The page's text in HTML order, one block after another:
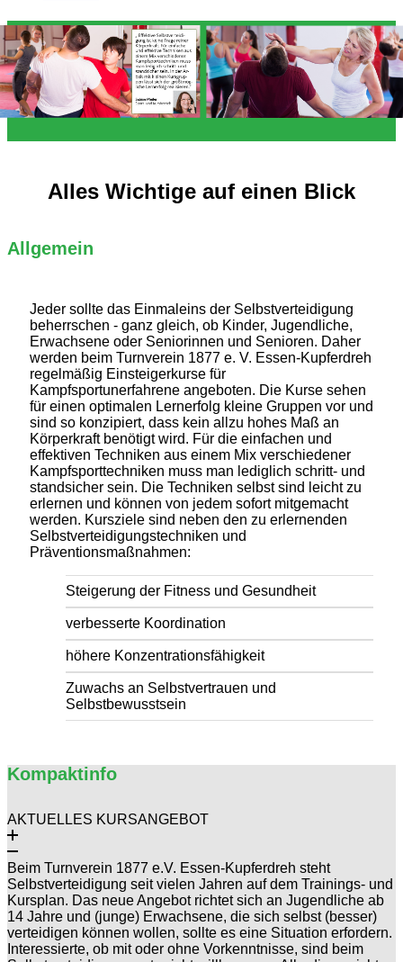
Alles Wichtige auf einen Blick
Allgemein
Jeder sollte das Einmaleins der Selbstverteidigung
beherrschen - ganz gleich, ob Kinder, Jugendliche,
Erwachsene oder Seniorinnen und Senioren. Daher
werden beim Turnverein 1877 e. V. Essen-Kupferdreh
regelmäßig Einsteigerkurse für
Kampfsportunerfahrene angeboten. Die Kurse sehen
für einen optimalen Lernerfolg kleine Gruppen vor und
sind so konzipiert, dass kein allzu hohes Maß an
Körperkraft benötigt wird. Für die einfachen und
effektiven Techniken aus einem Mix verschiedener
Kampfsporttechniken muss man lediglich schritt- und
standsicher sein. Die Techniken selbst sind leicht zu
erlernen und können von jedem sofort mitgemacht
werden. Kursziele sind neben den zu erlernenden
Selbstverteidigungstechniken und
Präventionsmaßnahmen:
Steigerung der Fitness und Gesundheit
verbesserte Koordination
höhere Konzentrationsfähigkeit
Zuwachs an Selbstvertrauen und
Selbstbewusstsein
Kompaktinfo
AKTUELLES KURSANGEBOT
Beim Turnverein 1877 e.V. Essen-Kupferdreh steht
Selbstverteidigung seit vielen Jahren auf dem Trainings- und
Kursplan. Das neue Angebot richtet sich an Jugendliche ab
14 Jahre und (junge) Erwachsene, die sich selbst (besser)
verteidigen können wollen, sollte es eine Situation erfordern.
Interessierte, ob mit oder ohne Vorkenntnisse, sind beim